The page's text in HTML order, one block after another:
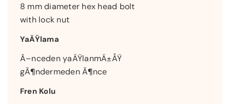
8 mm diameter hex head bolt
with lock nut
YaÄŸlama
Ã–nceden yaÄŸlanmÄ±ÅŸ
gÃ¶ndermeden Ã¶nce
Fren Kolu